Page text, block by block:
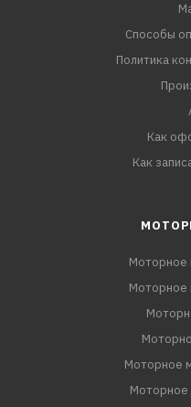
Способы
Политика
Как
Как
Моторное
Моторное
Моторное
Моторное